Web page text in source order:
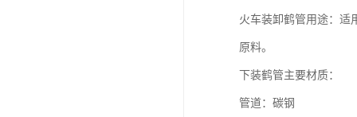
火车装卸鹤管用途：适
原料。
下装鹤管主要材质：
管道：碳钢